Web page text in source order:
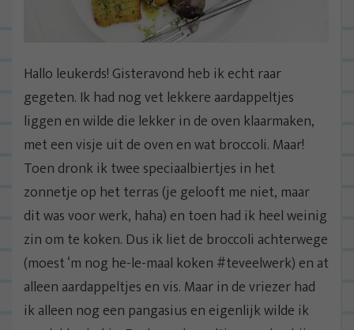
Hallo leukerds! Gisteravond heb ik echt raar
gegeten. Ik had nog vet lekkere aardappeltjes
liggen en wilde die lekker in de oven klaarmaken,
met een visje uit de oven en wat broccoli. Maar!
Toen dronk ik twee speciaalbiertjes in het
zonnetje op het terras (je gelooft me niet, maar
dit was voor werk, haha) en toen had ik heel weinig
zin om te koken. Dus ik liet de broccoli achterwege
(moest ‘m nog he-le-maal koken #teveelwerk) en at
alleen aardappeltjes en vis. Maar in de vriezer had
ik alleen nog een pangasius en eigenlijk wilde ik